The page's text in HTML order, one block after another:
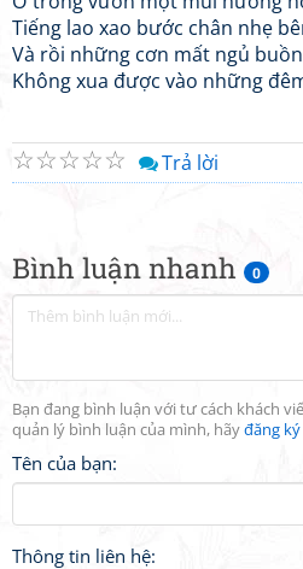
Bình luận nhanh 0
Bạn đang bình luận với tư cách khách
quản lý bình luận của mình, hãyđăng
Tên của bạn:
Thông tin liên hệ:
Tiếng lao xao bước chân nhẹ
Và rồi những cơn mất ngủ
Không xua được vào những
☆
☆
☆
☆
☆ Trả lời